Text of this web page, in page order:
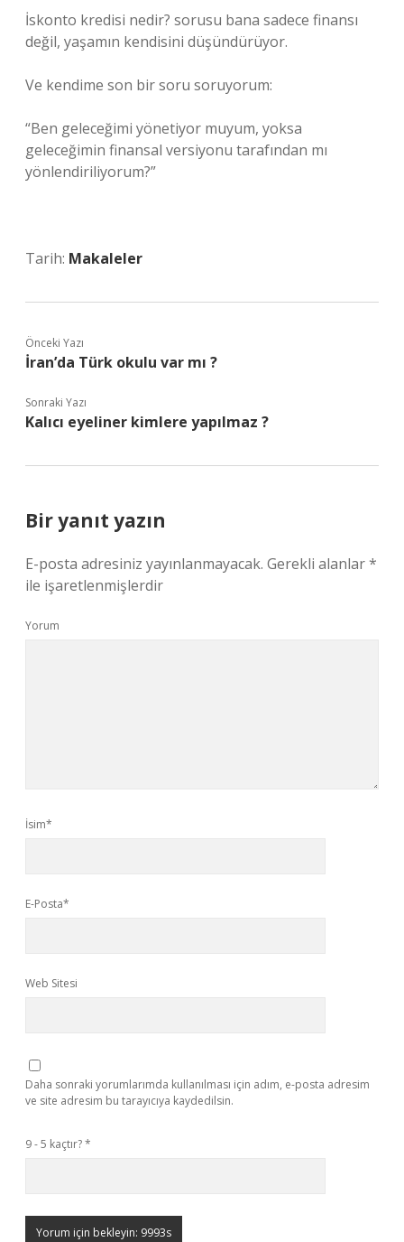
İskonto kredisi nedir? sorusu bana sadece finansı
değil, yaşamın kendisini düşündürüyor.
Ve kendime son bir soru soruyorum:
“Ben geleceğimi yönetiyor muyum, yoksa
geleceğimin finansal versiyonu tarafından mı
yönlendiriliyorum?”
Tarih: Makaleler
Önceki Yazı
İran’da Türk okulu var mı ?
Sonraki Yazı
Kalıcı eyeliner kimlere yapılmaz ?
Bir yanıt yazın
E-posta adresiniz yayınlanmayacak. Gerekli alanlar*
ile işaretlenmişlerdir
Yorum
İsim*
E-Posta*
Web Sitesi
Daha sonraki yorumlarımda kullanılması için adım, e-posta adresim
ve site adresim bu tarayıcıya kaydedilsin.
9 - 5 kaçtır?*